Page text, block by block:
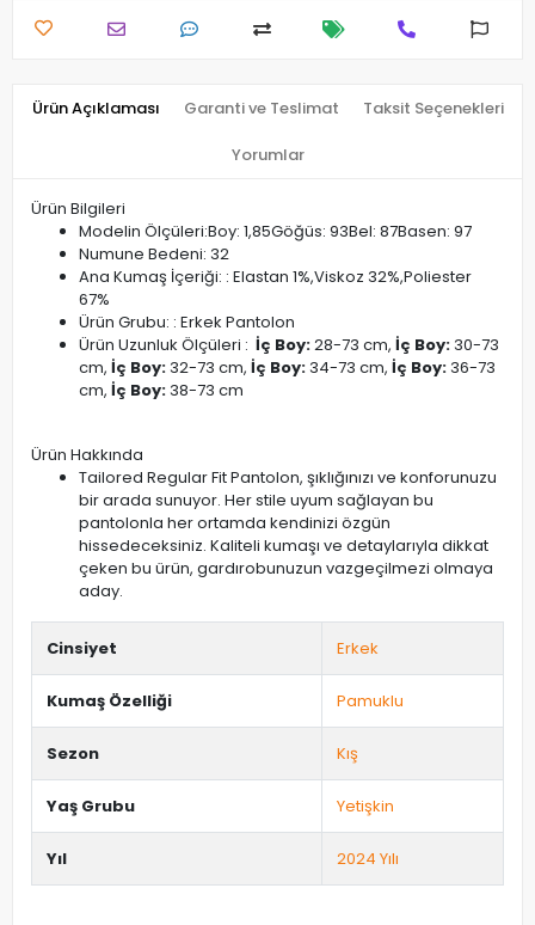
Ürün Açıklaması Garanti ve Teslimat Taksit Seçenekleri
Yorumlar
Ürün Bilgileri
Modelin Ölçüleri:Boy: 1,85Göğüs: 93Bel: 87Basen: 97
Numune Bedeni: 32
Ana Kumaş İçeriği: : Elastan 1%,Viskoz 32%,Poliester
67%
Ürün Grubu: : Erkek Pantolon
Ürün Uzunluk Ölçüleri : İç Boy:28-73 cm, İç Boy:30-73
cm, İç Boy:32-73 cm, İç Boy:34-73 cm, İç Boy:36-73
cm, İç Boy:38-73 cm
Ürün Hakkında
Tailored Regular Fit Pantolon, şıklığınızı ve konforunuzu
bir arada sunuyor. Her stile uyum sağlayan bu
pantolonla her ortamda kendinizi özgün
hissedeceksiniz. Kaliteli kumaşı ve detaylarıyla dikkat
çeken bu ürün, gardırobunuzun vazgeçilmezi olmaya
aday.
Cinsiyet Erkek
Kumaş Özelliği Pamuklu
Sezon Kış
Yaş Grubu Yetişkin
Yıl 2024 Yılı